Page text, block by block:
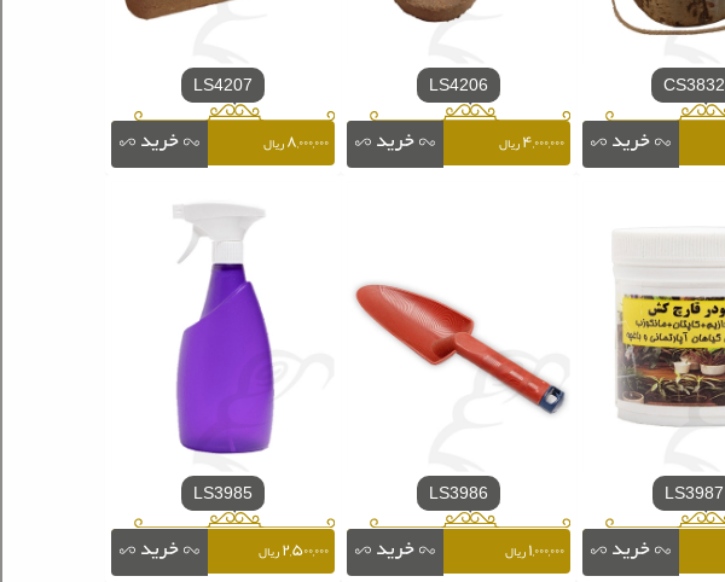
CS3832
LS4206
۴,۰۰۰,۰۰۰ریال
LS4207
۸,۰۰۰,۰۰۰ریال
LS3987
LS3986
۱,۰۰۰,۰۰۰ریال
LS3985
۲,۵۰۰,۰۰۰ریال